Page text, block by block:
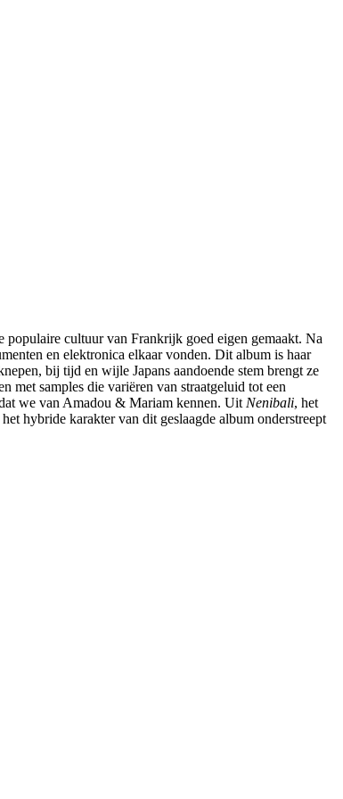
cultuur van Frankrijk goed eigen gemaakt. Na
en elektronica elkaar vonden. Dit album is haar
bij tijd en wijle Japans aandoende stem brengt ze
met samples die variëren van straatgeluid tot een
we van Amadou & Mariam kennen. Uit Nenibali, het
hybride karakter van dit geslaagde album onderstreept